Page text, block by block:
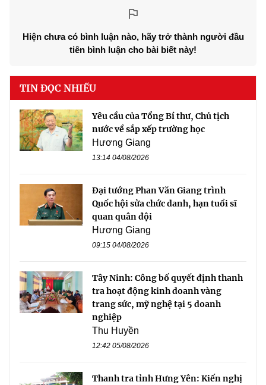
Hiện chưa có bình luận nào, hãy trở thành người đầu
tiên bình luận cho bài biết này!
TIN ĐỌC NHIỀU
Yêu cầu của Tổng Bí thư, Chủ tịch
nước về sắp xếp trường học
Hương Giang
13:14 04/08/2026
Đại tướng Phan Văn Giang trình
Quốc hội sửa chức danh, hạn tuổi sĩ
quan quân đội
Hương Giang
09:15 04/08/2026
Tây Ninh: Công bố quyết định thanh
tra hoạt động kinh doanh vàng
trang sức, mỹ nghệ tại 5 doanh
nghiệp
Thu Huyền
12:42 05/08/2026
Thanh tra tỉnh Hưng Yên: Kiến nghị